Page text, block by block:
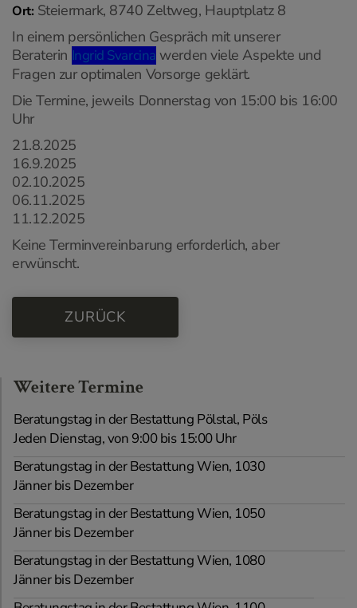
Ort: Steiermark, 8740 Zeltweg, Hauptplatz 8
In einem persönlichen Gespräch mit unserer
Beraterin Ingrid Svarcina werden viele Aspekte und
Fragen zur optimalen Vorsorge geklärt.
Die Termine, jeweils Donnerstag von 15:00 bis 16:00
Uhr
21.8.2025
16.9.2025
02.10.2025
06.11.2025
11.12.2025
Keine Terminvereinbarung erforderlich, aber
erwünscht.
ZURÜCK
Weitere Termine
Beratungstag in der Bestattung Pölstal, Pöls
Jeden Dienstag, von 9:00 bis 15:00 Uhr
Beratungstag in der Bestattung Wien, 1030
Jänner bis Dezember
Beratungstag in der Bestattung Wien, 1050
Jänner bis Dezember
Beratungstag in der Bestattung Wien, 1080
Jänner bis Dezember